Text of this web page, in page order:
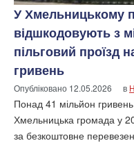
У Хмельницькому
відшкодовують з
пільговий проїзд
гривень
Опубліковано 12.05.2026 в
Понад 41 мільйон
Хмельницька громада у
за безкоштовне